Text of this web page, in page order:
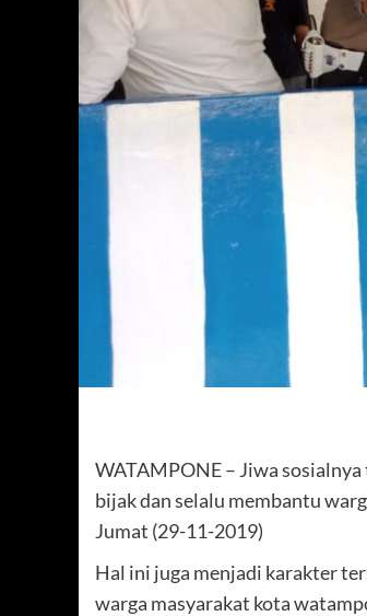
WATAMPONE – Jiwa
bijak dan selalu membantu
Jumat (29-11-2019)
Hal ini juga menjadi karakter
warga masyarakat kota